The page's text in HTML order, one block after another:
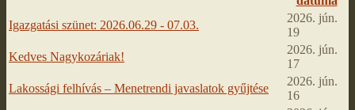
Igazgatási szünet: 2026.06.29 - 07.03.
2026. jún.
19
Kedves Nagykozáriak!
2026. jún.
17
Lakossági felhívás – Menetrendi javaslatok gyűjtése
2026. jún.
16